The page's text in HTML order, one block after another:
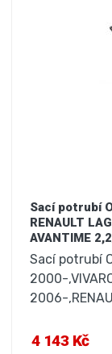
Sací potrubí
RENAULT
AVANTIME
Sací potrubí
2000-
2006-
4 143 Kč